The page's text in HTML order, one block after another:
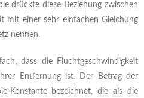
drückte diese Beziehung zwischen
mit einer sehr einfachen Gleichung
nennen.
dass die Fluchtgeschwindigkeit
Entfernung ist. Der Betrag der
Konstante bezeichnet, die als die